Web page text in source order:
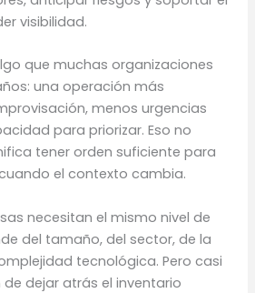
visibilidad.
que muchas organizaciones
una operación más
menos urgencias
para priorizar. Eso no
tener orden suficiente para
el contexto cambia.
necesitan el mismo nivel de
del tamaño, del sector, de la
tecnológica. Pero casi
dejar atrás el inventario